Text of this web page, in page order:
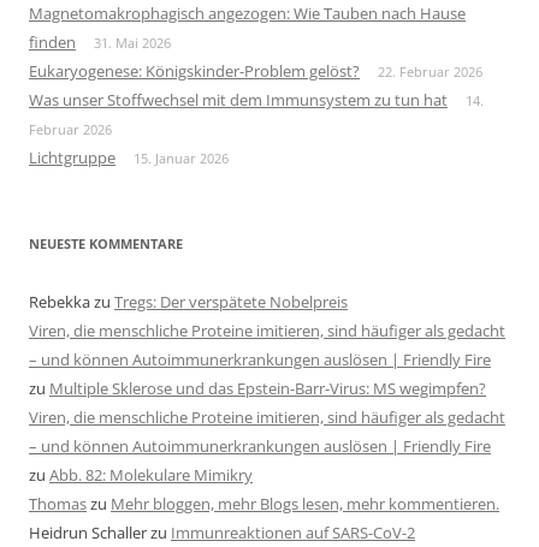
Magnetomakrophagisch angezogen: Wie Tauben nach Hause
finden
31. Mai 2026
Eukaryogenese: Königskinder-Problem gelöst? 22. Februar 2026
Was unser Stoffwechsel mit dem Immunsystem zu tun hat
14.
Februar 2026
Lichtgruppe 15. Januar 2026
NEUESTE KOMMENTARE
Rebekkazu Tregs: Der verspätete Nobelpreis
Viren, die menschliche Proteine imitieren, sind häufiger als gedacht
– und können Autoimmunerkrankungen auslösen | Friendly Fire
zu Multiple Sklerose und das Epstein-Barr-Virus: MS wegimpfen?
Viren, die menschliche Proteine imitieren, sind häufiger als gedacht
– und können Autoimmunerkrankungen auslösen | Friendly Fire
zu Abb. 82: Molekulare Mimikry
Thomaszu Mehr bloggen, mehr Blogs lesen, mehr kommentieren.
Heidrun Schallerzu Immunreaktionen auf SARS-CoV-2